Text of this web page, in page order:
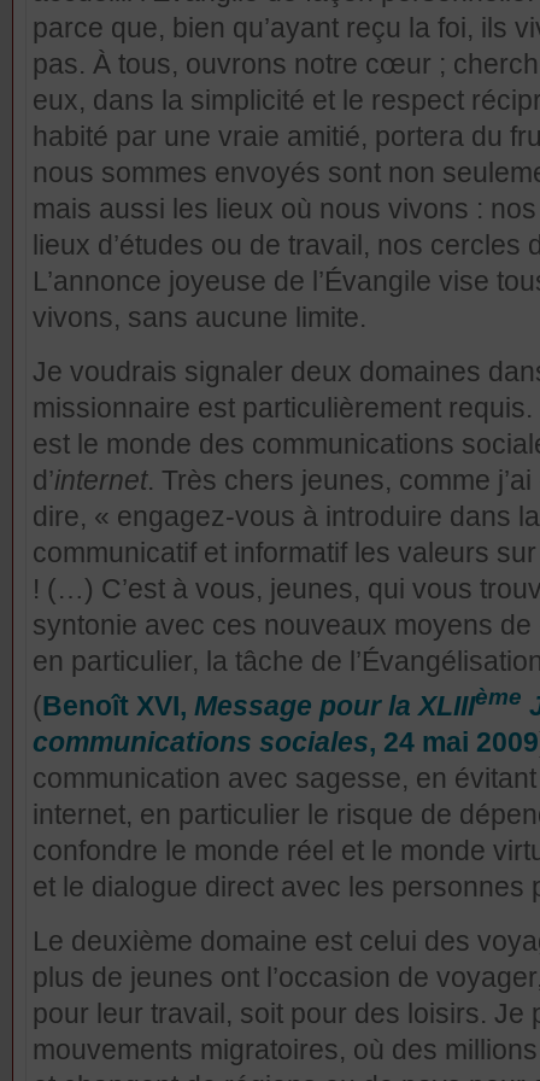
parce que, bien qu’ayant reçu la foi, ils
pas. À tous, ouvrons notre cœur ;
eux, dans la simplicité et le respect
habité par une vraie amitié, portera du
nous sommes envoyés sont non
mais aussi les lieux où nous vivons :
lieux d’études ou de travail, nos cercles
L’annonce joyeuse de l’Évangile vise
vivons, sans aucune limite.
Je voudrais signaler deux domaines
missionnaire est particulièrement
est le monde des communications
d’internet. Très chers jeunes, comme
dire, « engagez-vous à introduire dans
communicatif et informatif les valeurs
! (…) C’est à vous, jeunes, qui vous
syntonie avec ces nouveaux moyens de
en particulier, la tâche de
(Benoît XVI, Message pour la XLIIIème
communications sociales, 24 mai 2009
communication avec sagesse, en
internet, en particulier le risque de
confondre le monde réel et le monde
et le dialogue direct avec les personnes
Le deuxième domaine est celui des
plus de jeunes ont l’occasion de
pour leur travail, soit pour des loisirs. Je
mouvements migratoires, où des